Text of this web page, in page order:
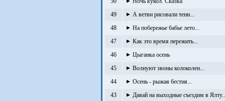
49
А ветви рисовали тени...
48
На побережье бабье лето...
47
Как это время пережить...
46
Цыганка осень
45
Волнуют звоны колоколен...
44
Осень - рыжая бестия...
43
Давай на выходные съездим в